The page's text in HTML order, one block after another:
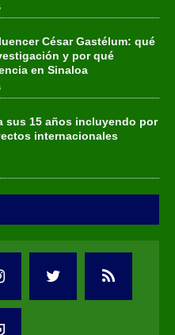
César Gastélum: qué
y por qué
en Sinaloa
sus 15 años incluyendo por
internacionales